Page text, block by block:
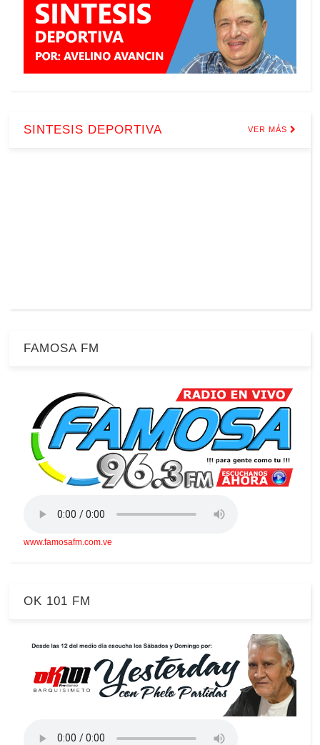
SINTESIS DEPORTIVA VER MÁS
FAMOSA FM
www.famosafm.com.ve
OK 101 FM